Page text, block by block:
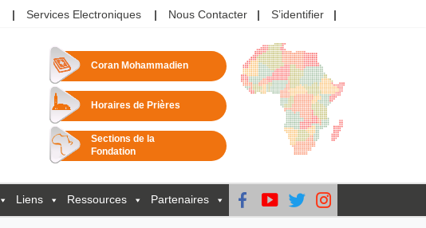
Services Electroniques Nous Contacter S’identifier
Coran Mohammadien
Horaires de Prières
Sections de la
Fondation
Liens Ressources Partenaires